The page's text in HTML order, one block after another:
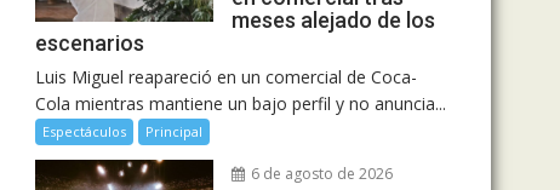
meses alejado de los
escenarios
Luis Miguel reapareció en un comercial de Coca-
Cola mientras mantiene un bajo perfil y no anuncia...
Espectáculos Principal
6 de agosto de 2026